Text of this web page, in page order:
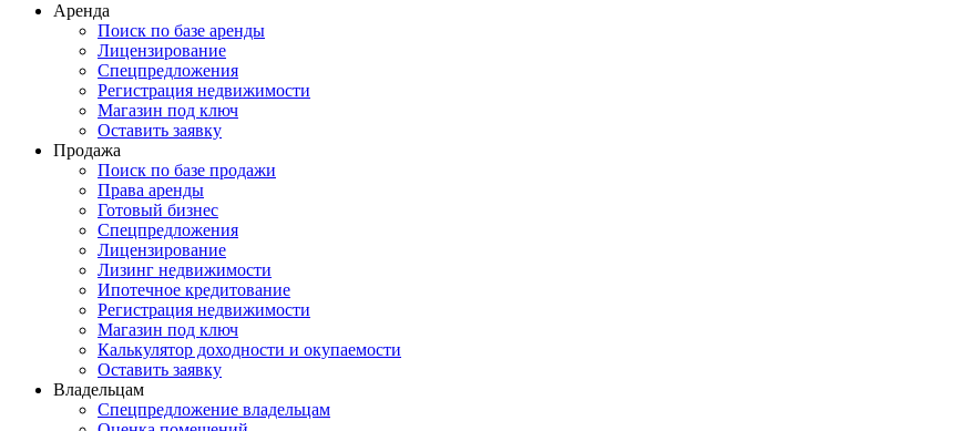
Аренда
Поиск по базе аренды
Лицензирование
Спецпредложения
Регистрация недвижимости
Магазин под ключ
Оставить заявку
Продажа
Поиск по базе продажи
Права аренды
Готовый бизнес
Спецпредложения
Лицензирование
Лизинг недвижимости
Ипотечное кредитование
Регистрация недвижимости
Магазин под ключ
Калькулятор доходности и окупаемости
Оставить заявку
Владельцам
Спецпредложение владельцам